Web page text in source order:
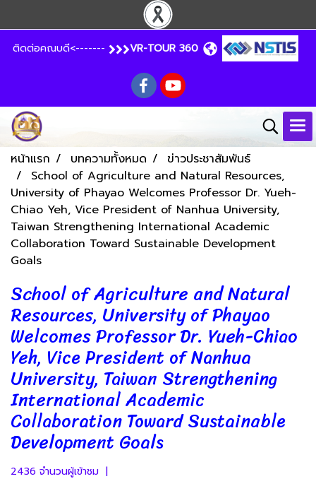
ติดต่อคณบดี<------- VR-TOUR 360
หน้าแรก บทความทั้งหมด
ข่าวประชาสัมพันธ์
School of Agriculture and Natural Resources,
University of Phayao Welcomes Professor Dr. Yueh-
Chiao Yeh, Vice President of Nanhua University,
Taiwan Strengthening International Academic
Collaboration Toward Sustainable Development
Goals
School of Agriculture and Natural
Resources, University of Phayao
Welcomes Professor Dr. Yueh-Chiao
Yeh, Vice President of Nanhua
University, Taiwan Strengthening
International Academic
Collaboration Toward Sustainable
Development Goals
2436 จำนวนผู้เข้าชม |